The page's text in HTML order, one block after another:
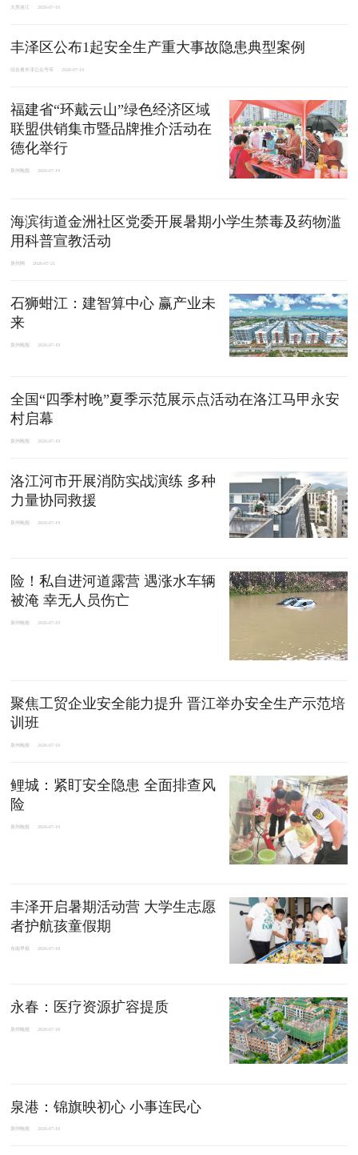
大美洛江 2026-07-19
丰泽区公布1起安全生产重大事故隐患典型案例
综合看丰泽公众号等 2026-07-19
福建省“环戴云山”绿色经济区域
联盟供销集市暨品牌推介活动在
德化举行
泉州晚报 2026-07-19
海滨街道金洲社区党委开展暑期小学生禁毒及药物滥
用科普宣教活动
泉州网 2026-07-21
石狮蚶江：建智算中心 赢产业未
来
泉州晚报 2026-07-19
全国“四季村晚”夏季示范展示点活动在洛江马甲永安
村启幕
泉州晚报 2026-07-19
洛江河市开展消防实战演练 多种
力量协同救援
泉州晚报 2026-07-19
险！私自进河道露营 遇涨水车辆
被淹 幸无人员伤亡
泉州晚报 2026-07-19
聚焦工贸企业安全能力提升 晋江举办安全生产示范培
训班
泉州晚报 2026-07-19
鲤城：紧盯安全隐患 全面排查风
险
泉州晚报 2026-07-19
丰泽开启暑期活动营 大学生志愿
者护航孩童假期
东南早报 2026-07-18
永春：医疗资源扩容提质
泉州晚报 2026-07-18
泉港：锦旗映初心 小事连民心
泉州晚报 2026-07-18